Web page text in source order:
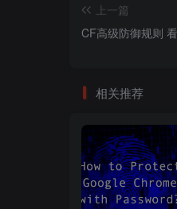
上一篇
CF高级防御规则
相关推荐